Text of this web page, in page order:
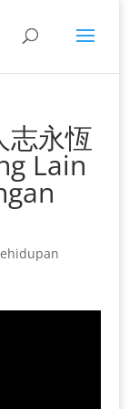
志永恆
Lain